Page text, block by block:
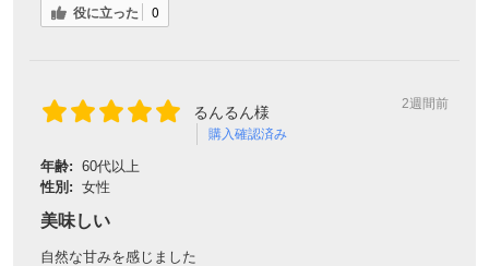
役に立った 0
るんるん様
購入確認済み
2週間前
年齢: 60代以上
性別: 女性
美味しい
自然な甘みを感じました